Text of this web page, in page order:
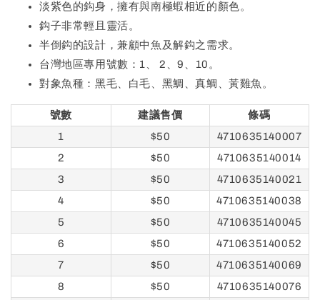
淡紫色的鈎身，擁有與南極蝦相近的顏色。
鈎子非常輕且靈活。
半倒鈎的設計，兼顧中魚及解鈎之需求。
台灣地區專用號數：1、 2、9、10。
對象魚種：黑毛、白毛、黑鯛、真鯛、黃雞魚。
號數 建議售價
條碼
1
$50
4710635140007
2
$50
4710635140014
3
$50
4710635140021
4
$50
4710635140038
5
$50
4710635140045
6
$50
4710635140052
7
$50
4710635140069
8
$50 4710635140076